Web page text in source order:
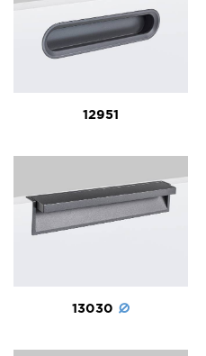
12951
13030